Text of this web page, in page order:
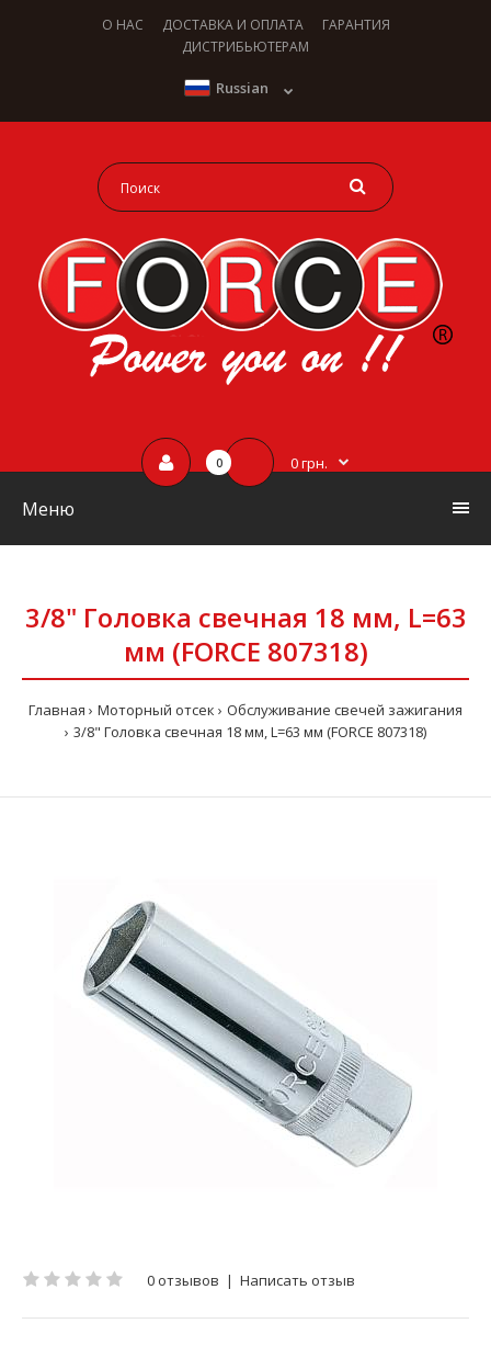
О НАС ДОСТАВКА И ОПЛАТА
ГАРАНТИЯ
ДИСТРИБЬЮТЕРАМ
Russian
0 0 грн.
Меню
3/8" Головка свечная 18 мм, L=63
мм (FORCE 807318)
Главная Моторный отсек
Обслуживание свечей зажигания
3/8" Головка свечная 18 мм, L=63 мм (FORCE 807318)
0 отзывов | Написать отзыв